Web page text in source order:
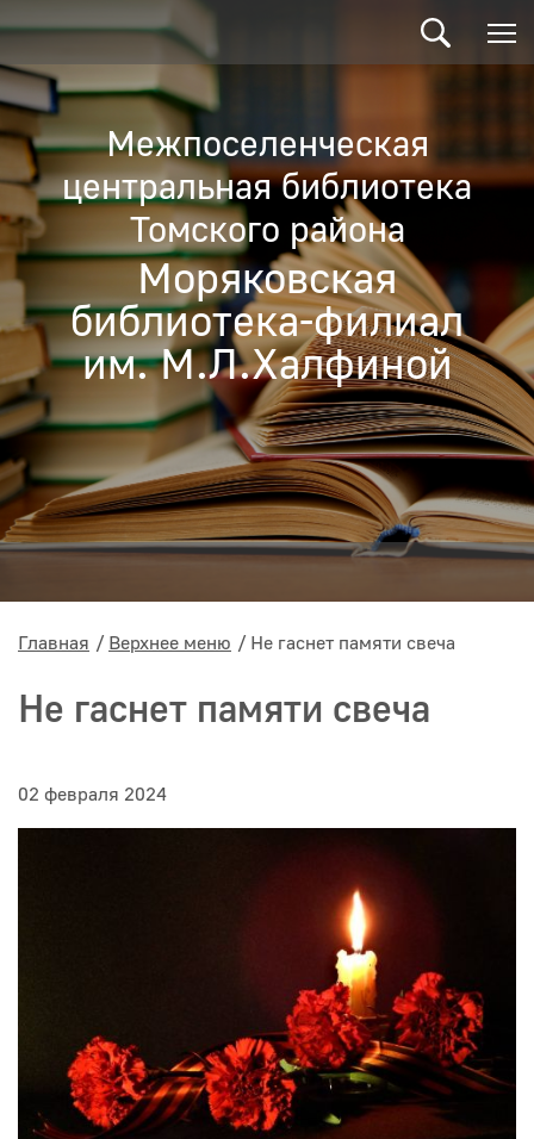
Межпоселенческая
центральная библиотека
Томского района
Моряковская
библиотека-филиал
им. М.Л.Халфиной
Главная Верхнее меню Не гаснет памяти свеча
Не гаснет памяти свеча
02 февраля 2024